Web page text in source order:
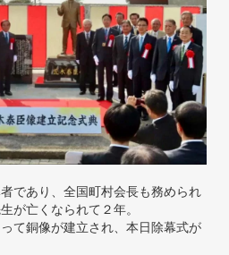
であり、全国町村会長も務められ
が亡くなられて２年。
て銅像が建立され、本日除幕式が